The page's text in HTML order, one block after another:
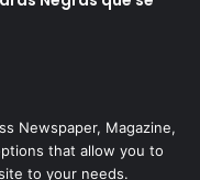
Newspaper, Magazine,
that allow you to
to your needs.